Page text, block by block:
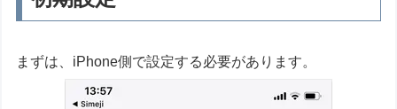
まずは、iPhone側で設定する必要があります。